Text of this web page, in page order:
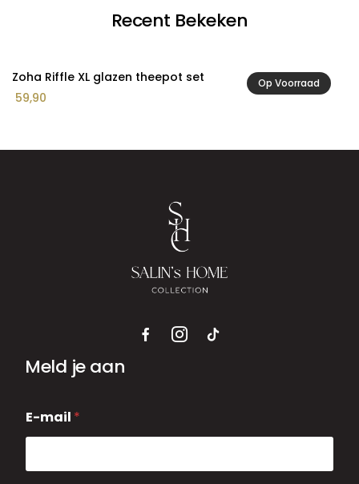
Recent Bekeken
Op Voorraad
Zoha Riffle XL glazen theepot set
59,90
Meld je aan
-
m
i
E-mail *